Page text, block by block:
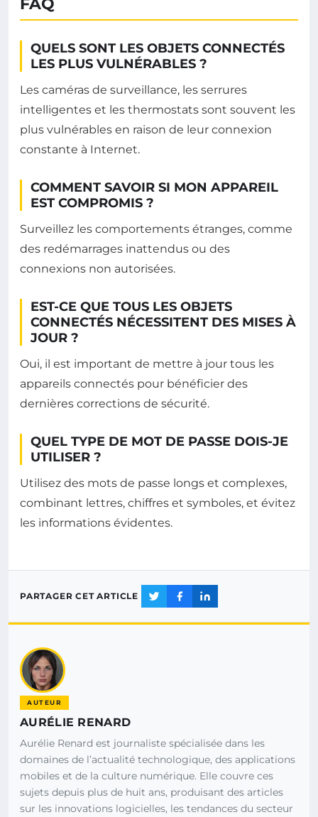
QUELS SONT LES OBJETS CONNECTÉS
LES PLUS VULNÉRABLES ?
Les caméras de surveillance, les serrures
intelligentes et les thermostats sont souvent les
plus vulnérables en raison de leur connexion
constante à Internet.
COMMENT SAVOIR SI MON APPAREIL
EST COMPROMIS ?
Surveillez les comportements étranges, comme
des redémarrages inattendus ou des
connexions non autorisées.
EST-CE QUE TOUS LES OBJETS
CONNECTÉS NÉCESSITENT DES MISES À
JOUR ?
Oui, il est important de mettre à jour tous les
appareils connectés pour bénéficier des
dernières corrections de sécurité.
QUEL TYPE DE MOT DE PASSE DOIS-JE
UTILISER ?
Utilisez des mots de passe longs et complexes,
combinant lettres, chiffres et symboles, et évitez
les informations évidentes.
PARTAGER CET ARTICLE
AUTEUR
AURÉLIE RENARD
Aurélie Renard est journaliste spécialisée dans les
domaines de l’actualité technologique, des applications
mobiles et de la culture numérique. Elle couvre ces
sujets depuis plus de huit ans, produisant des articles
sur les innovations logicielles, les tendances du secteur